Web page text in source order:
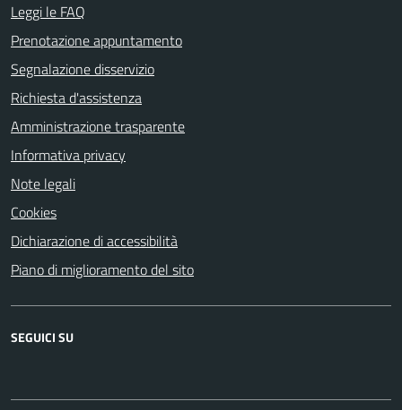
Leggi le FAQ
Prenotazione appuntamento
Segnalazione disservizio
Richiesta d'assistenza
Amministrazione trasparente
Informativa privacy
Note legali
Cookies
Dichiarazione di accessibilità
Piano di miglioramento del sito
SEGUICI SU